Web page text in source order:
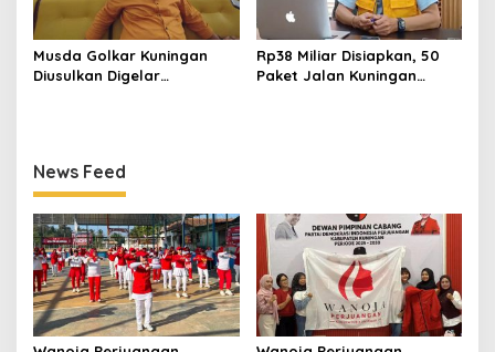
Musda Golkar Kuningan
Diusulkan Digelar
Rp38 Miliar Disiapkan, 50
Paket Jalan Kuningan
News Feed